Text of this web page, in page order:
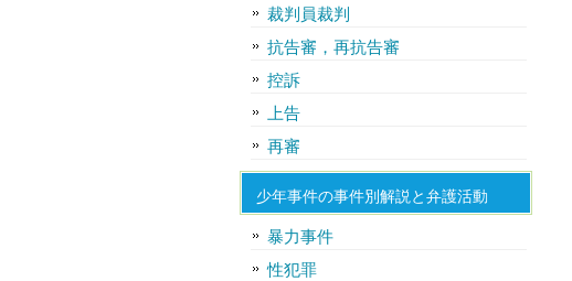
裁判員裁判
抗告審，再抗告審
控訴
上告
再審
少年事件の事件別解説と弁護活動
暴力事件
性犯罪